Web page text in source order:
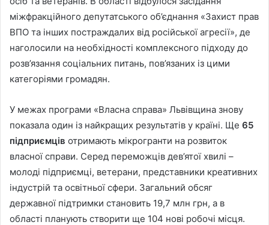
міжфракційного депутатського об’єднання «Захист прав
ВПО та інших постраждалих від російської агресії», де
наголосили на необхідності комплексного підходу до
розв’язання соціальних питань, пов’язаних із цими
категоріями громадян.
У межах програми «Власна справа» Львівщина знову
показала один із найкращих результатів у країні. Ще 65
підприємців отримають мікрогранти на розвиток
власної справи. Серед переможців дев’ятої хвилі –
молоді підприємці, ветерани, представники креативних
індустрій та освітньої сфери. Загальний обсяг
державної підтримки становить 19,7 млн грн, а в
області планують створити ще 104 нові робочі місця.